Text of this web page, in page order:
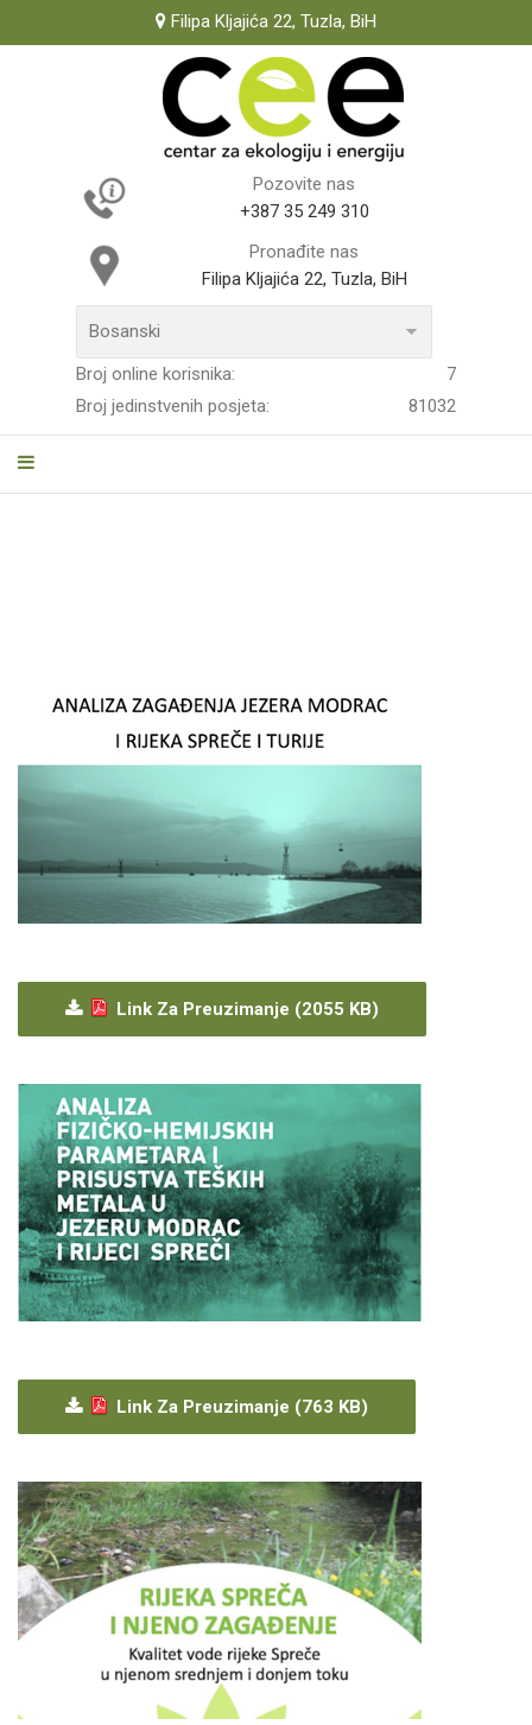
Filipa Kljajića 22, Tuzla, BiH
Pozovite nas
+387 35 249 310
Pronađite nas
Filipa Kljajića 22, Tuzla, BiH
Broj online korisnika:
7
Broj jedinstvenih posjeta:
81032
Link Za Preuzimanje (2055 KB)
Link Za Preuzimanje (763 KB)